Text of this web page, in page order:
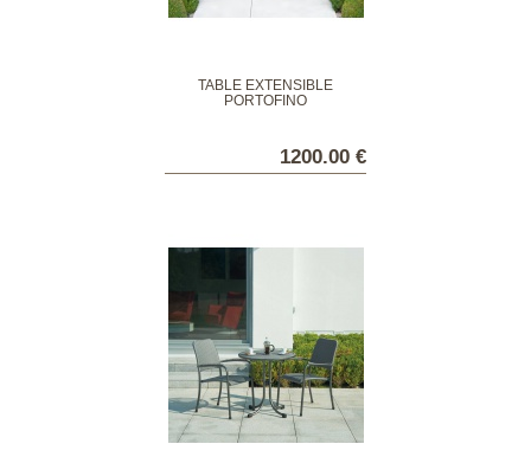
TABLE EXTENSIBLE
PORTOFINO
1200.00 €